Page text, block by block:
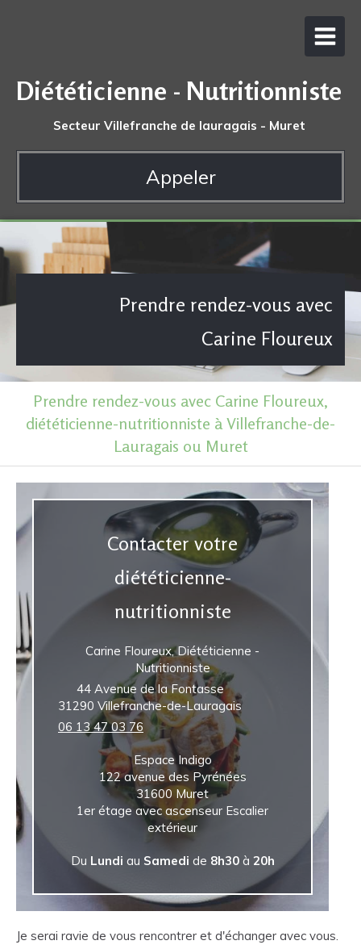
Diététicienne - Nutritionniste
Secteur Villefranche de lauragais - Muret
Appeler
Prendre rendez-vous avec
Carine Floureux
Prendre rendez-vous avec Carine Floureux,
diététicienne-nutritionniste à Villefranche-de-
Lauragais ou Muret
Contacter votre
diététicienne-
nutritionniste
Carine Floureux, Diététicienne -
Nutritionniste
44 Avenue de la Fontasse
31290 Villefranche-de-Lauragais
06 13 47 03 76
Espace Indigo
122 avenue des Pyrénées
31600 Muret
1er étage avec ascenseur Escalier
extérieur
Du Lundi au Samedi de 8h30à 20h
Je serai ravie de vous rencontrer et d'échanger avec vous.